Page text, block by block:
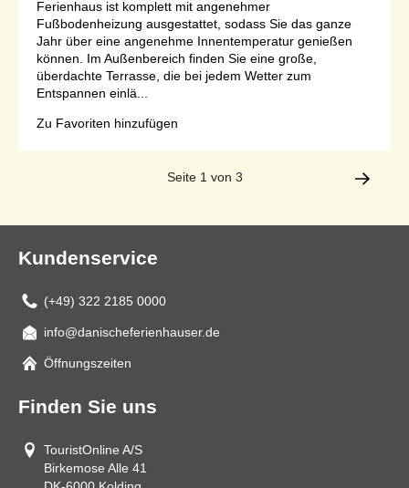
Ferienhaus ist komplett mit angenehmer
Fußbodenheizung ausgestattet, sodass Sie das ganze
Jahr über eine angenehme Innentemperatur genießen
können. Im Außenbereich finden Sie eine große,
überdachte Terrasse, die bei jedem Wetter zum
Entspannen einlä...
Zu Favoriten hinzufügen
Seite 1 von 3
Kundenservice
(+49) 322 2185 0000
Mail
info@danischeferienhauser.de
Öffnungszeiten
Finden Sie uns
TouristOnline A/S
Birkemose Alle 41